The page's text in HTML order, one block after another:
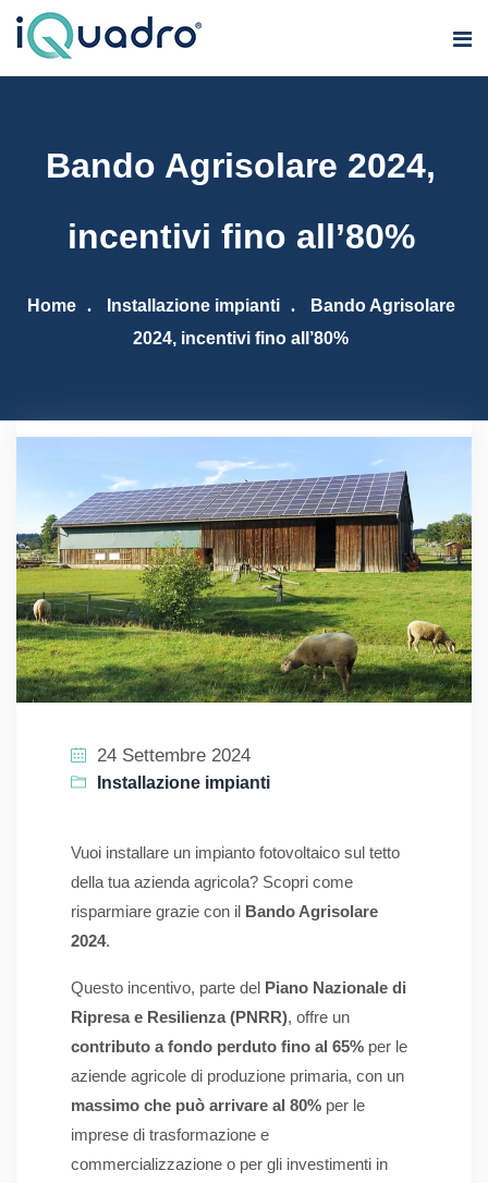
Bando Agrisolare 2024,
incentivi fino all’80%
Home Installazione impianti
Bando Agrisolare
2024, incentivi fino all’80%
24 Settembre 2024
Installazione impianti
Vuoi installare un impianto fotovoltaico sul tetto
della tua azienda agricola? Scopri come
risparmiare grazie con il Bando Agrisolare
2024.
Questo incentivo, parte del Piano Nazionale di
Ripresa e Resilienza (PNRR), offre un
contributo a fondo perduto fino al 65% per le
aziende agricole di produzione primaria, con un
massimo che può arrivare al 80% per le
imprese di trasformazione e
commercializzazione o per gli investimenti in